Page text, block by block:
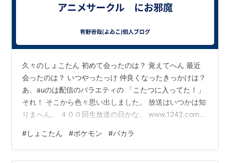
久々のしょこたん 初めて会ったのは？ 覚えてへん 最近
会ったのは？ いつやったっけ 仲良くなったきっかけは？
あ、auのは配信のバラエティの 「こたつに入ってた！」
それ！ そこから色々思い出しました。 放送はいつかは知
りまへん。 ４００回生放送の日かな。 www.1242.com
こう と、思ったのは前夜。 あれかな これかな あ！あれ
贈りたい！ と、代アニの講師の合間に マネージャーに売
#しょこたん #ポケモン #バカラ